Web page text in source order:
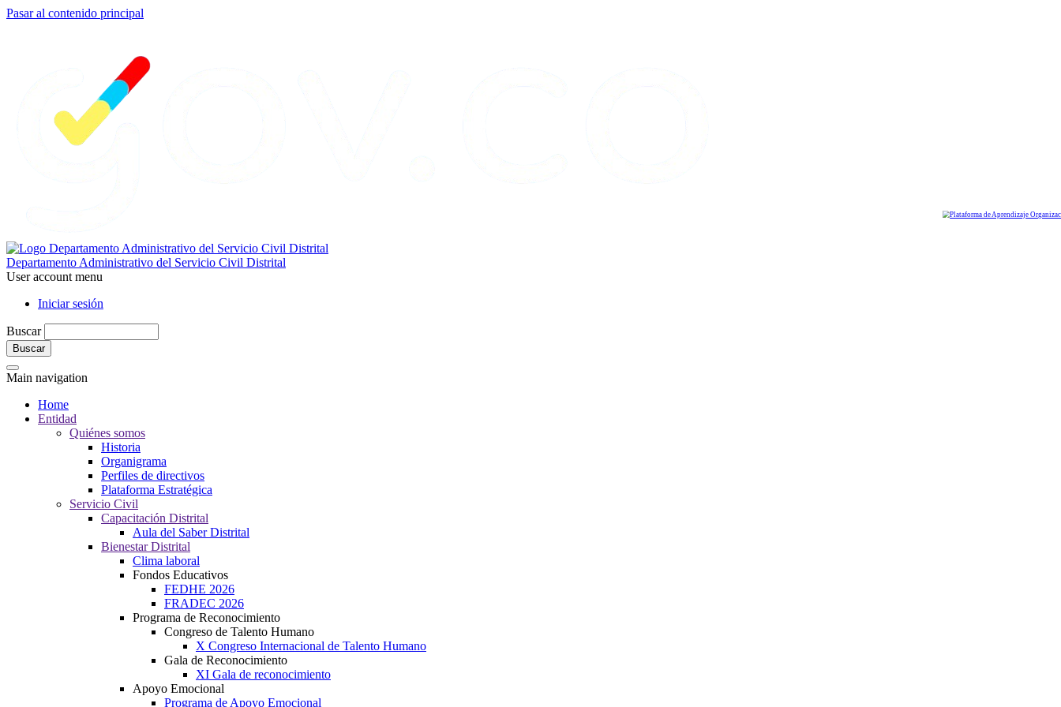
Pasar al contenido principal
Departamento Administrativo del Servicio Civil Distrital
User account menu
Iniciar sesión
Buscar
Main navigation
Home
Entidad
Quiénes somos
Historia
Organigrama
Perfiles de directivos
Plataforma Estratégica
Servicio Civil
Capacitación Distrital
Aula del Saber Distrital
Bienestar Distrital
Clima laboral
Fondos Educativos
FEDHE 2026
FRADEC 2026
Programa de Reconocimiento
Congreso de Talento Humano
X Congreso Internacional de Talento Humano
Gala de Reconocimiento
XI Gala de reconocimiento
Apoyo Emocional
Programa de Apoyo Emocional